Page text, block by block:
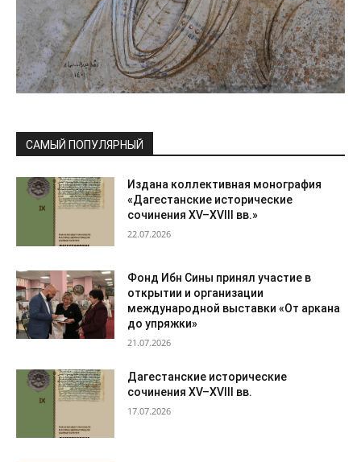
САМЫЙ ПОПУЛЯРНЫЙ
Издана коллективная монография
«Дагестанские исторические
сочинения XV–XVIII вв.»
22.07.2026
Фонд Ибн Сины принял участие в
открытии и организации
международной выставки «От аркана
до упряжки»
21.07.2026
Дагестанские исторические
сочинения XV–XVIII вв.
17.07.2026